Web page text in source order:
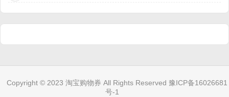
Copyright © 2023 淘宝购物券 All Rights Reserved 豫ICP备16026681
号-1